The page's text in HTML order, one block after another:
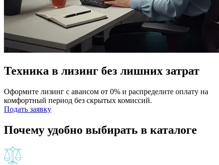
Техника в лизинг без лишних затрат
Оформите лизинг с авансом от 0% и распределите оплату на
комфортный период без скрытых комиссий.
Подать заявку
Почему удобно выбирать в каталоге